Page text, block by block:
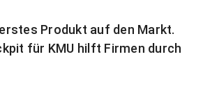
Produkt auf den Markt.
für KMU hilft Firmen durch